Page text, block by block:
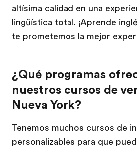
altísima calidad en una
lingüística total. ¡Aprende
te prometemos la mejor
¿Qué programas
nuestros cursos de
Nueva York?
Tenemos muchos cursos de
personalizables para que